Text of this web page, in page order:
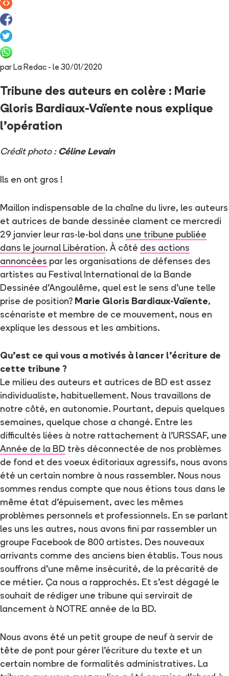
par La Redac - le 30/01/2020
Tribune des auteurs en colère : Marie
Gloris Bardiaux-Vaïente nous explique
l'opération
Crédit photo : Céline Levain
Ils en ont gros !
Maillon indispensable de la chaîne du livre, les auteurs
et autrices de bande dessinée clament ce mercredi
29 janvier leur ras-le-bol dans une tribune publiée
dans le journal Libération. À côté des actions
annoncées par les organisations de défenses des
artistes au Festival International de la Bande
Dessinée d’Angoulême, quel est le sens d’une telle
prise de position? Marie Gloris Bardiaux-Vaïente,
scénariste et membre de ce mouvement, nous en
explique les dessous et les ambitions.
Qu'est ce qui vous a motivés à lancer l'écriture de
cette tribune ?
Le milieu des auteurs et autrices de BD est assez
individualiste, habituellement. Nous travaillons de
notre côté, en autonomie. Pourtant, depuis quelques
semaines, quelque chose a changé. Entre les
difficultés liées à notre rattachement à l’URSSAF, une
Année de la BD très déconnectée de nos problèmes
de fond et des voeux éditoriaux agressifs, nous avons
été un certain nombre à nous rassembler. Nous nous
sommes rendus compte que nous étions tous dans le
même état d’épuisement, avec les mêmes
problèmes personnels et professionnels. En se parlant
les uns les autres, nous avons fini par rassembler un
groupe Facebook de 800 artistes. Des nouveaux
arrivants comme des anciens bien établis. Tous nous
souffrons d’une même insécurité, de la précarité de
ce métier. Ça nous a rapprochés. Et s’est dégagé le
souhait de rédiger une tribune qui servirait de
lancement à NOTRE année de la BD.
Nous avons été un petit groupe de neuf à servir de
tête de pont pour gérer l’écriture du texte et un
certain nombre de formalités administratives. La